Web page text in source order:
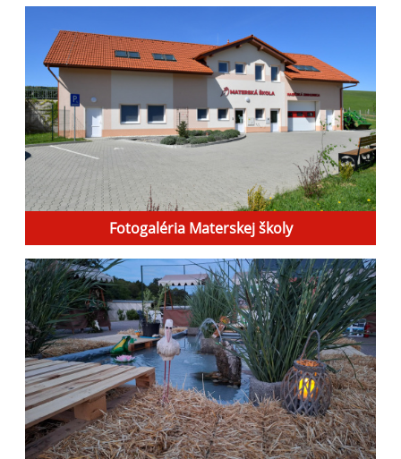
Fotogaléria Materskej školy